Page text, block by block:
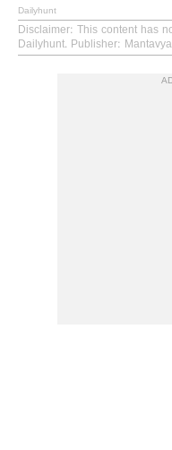
Dailyhunt
Disclaimer: This content has
Dailyhunt. Publisher: